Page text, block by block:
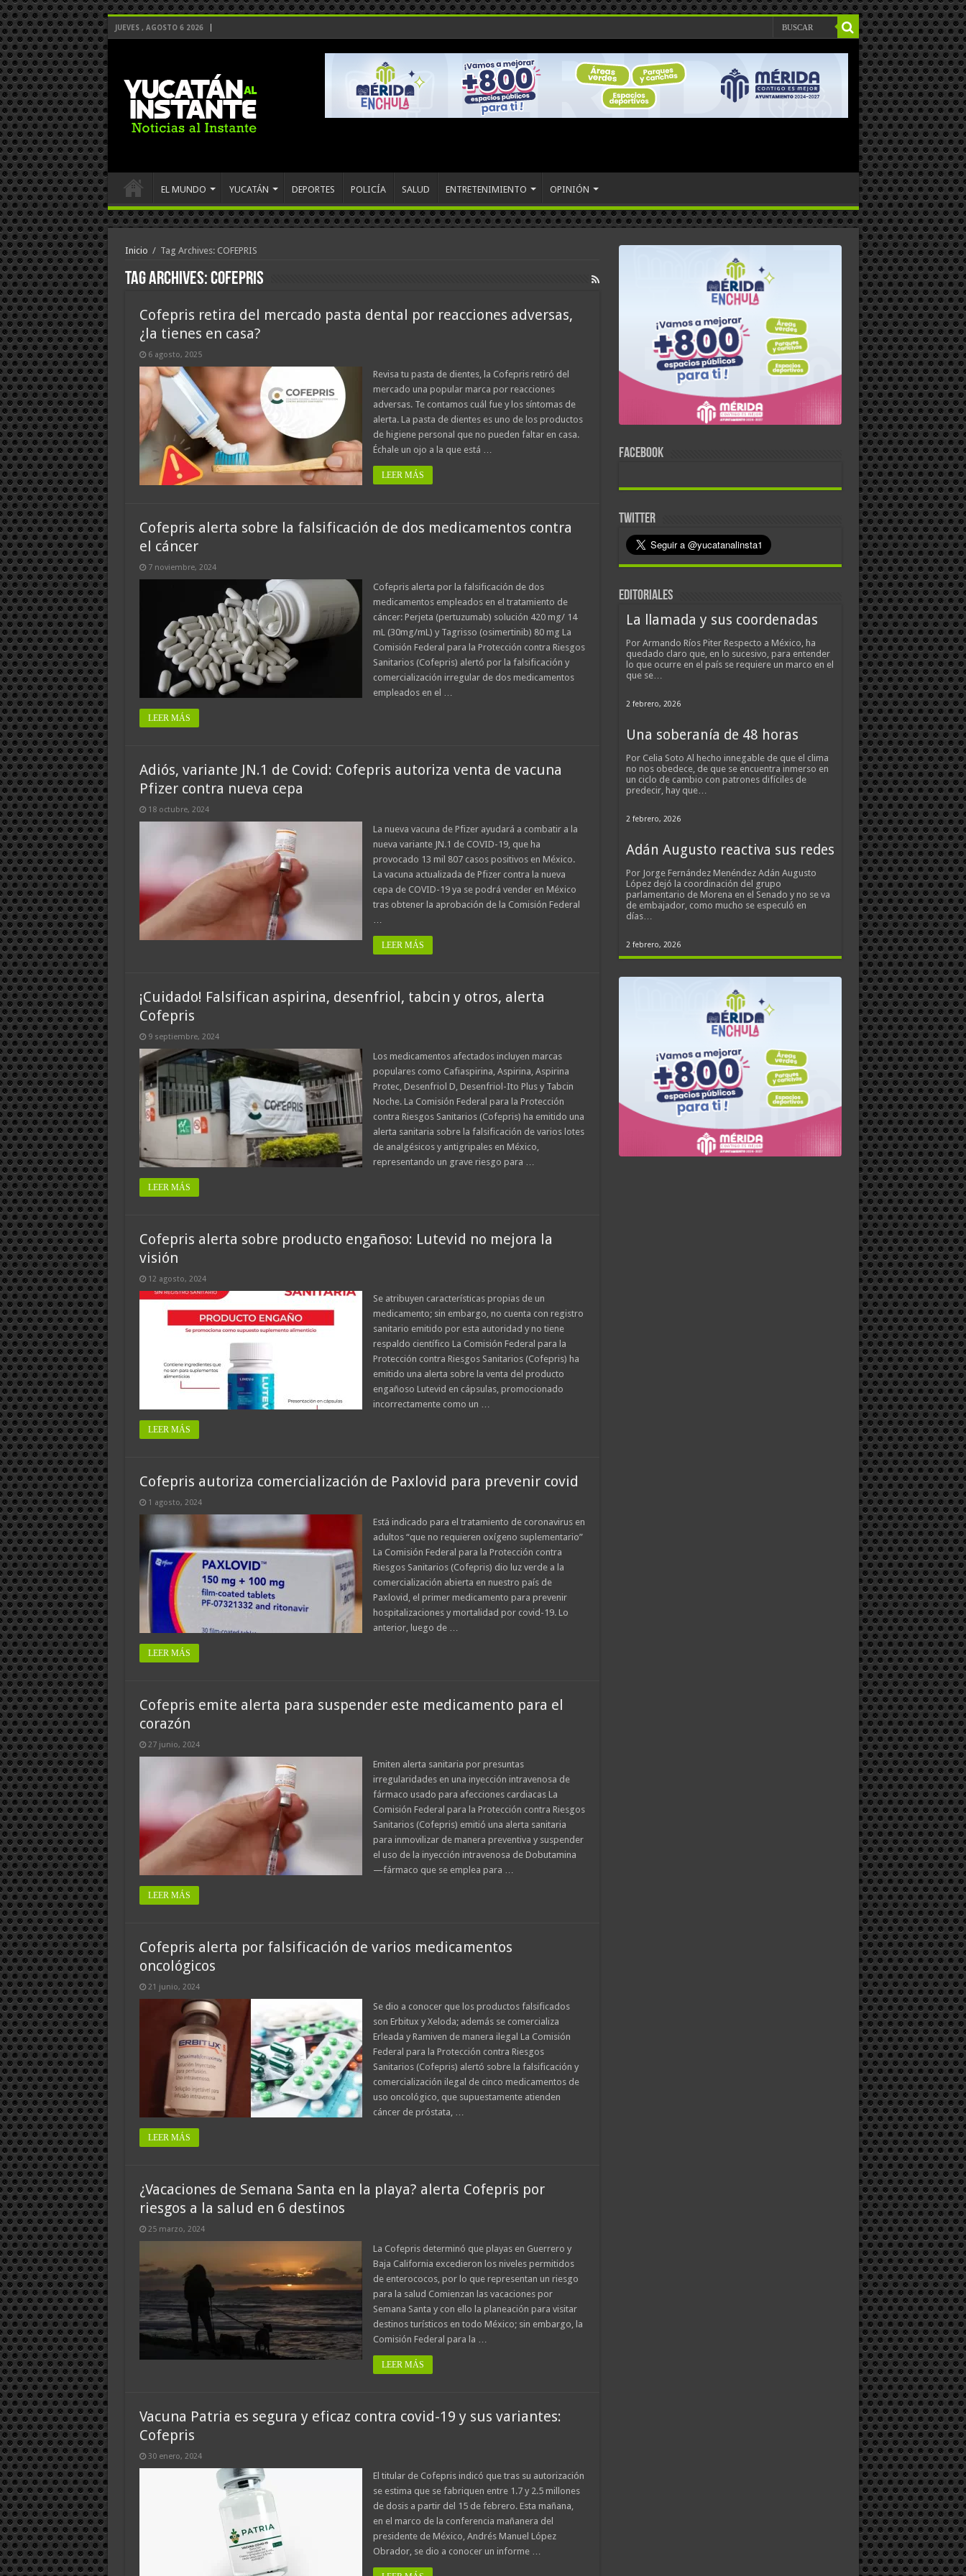
JUEVES , AGOSTO 6 2026
EL MUNDO YUCATÁN DEPORTES POLICÍA SALUD ENTRETENIMIENTO OPINIÓN
Inicio / Tag Archives: COFEPRIS
Tag Archives:COFEPRIS
Cofepris retira del mercado pasta dental por reacciones adversas,
¿la tienes en casa?
6 agosto, 2025
Revisa tu pasta de dientes, la Cofepris retiró del
mercado una popular marca por reacciones
adversas. Te contamos cuál fue y los síntomas de
alerta. La pasta de dientes es uno de los productos
de higiene personal que no pueden faltar en casa.
Échale un ojo a la que está …
LEER MÁS
Cofepris alerta sobre la falsificación de dos medicamentos contra
el cáncer
7 noviembre, 2024
Cofepris alerta por la falsificación de dos
medicamentos empleados en el tratamiento de
cáncer: Perjeta (pertuzumab) solución 420 mg/ 14
mL (30mg/mL) y Tagrisso (osimertinib) 80 mg La
Comisión Federal para la Protección contra Riesgos
Sanitarios (Cofepris) alertó por la falsificación y
comercialización irregular de dos medicamentos
empleados en el …
LEER MÁS
Adiós, variante JN.1 de Covid: Cofepris autoriza venta de vacuna
Pfizer contra nueva cepa
18 octubre, 2024
La nueva vacuna de Pfizer ayudará a combatir a la
nueva variante JN.1 de COVID-19, que ha
provocado 13 mil 807 casos positivos en México.
La vacuna actualizada de Pfizer contra la nueva
cepa de COVID-19 ya se podrá vender en México
tras obtener la aprobación de la Comisión Federal
…
LEER MÁS
¡Cuidado! Falsifican aspirina, desenfriol, tabcin y otros, alerta
Cofepris
9 septiembre, 2024
Los medicamentos afectados incluyen marcas
populares como Cafiaspirina, Aspirina, Aspirina
Protec, Desenfriol D, Desenfriol-Ito Plus y Tabcin
Noche. La Comisión Federal para la Protección
contra Riesgos Sanitarios (Cofepris) ha emitido una
alerta sanitaria sobre la falsificación de varios lotes
de analgésicos y antigripales en México,
representando un grave riesgo para …
LEER MÁS
Cofepris alerta sobre producto engañoso: Lutevid no mejora la
visión
12 agosto, 2024
Se atribuyen características propias de un
medicamento; sin embargo, no cuenta con registro
sanitario emitido por esta autoridad y no tiene
respaldo científico La Comisión Federal para la
Protección contra Riesgos Sanitarios (Cofepris) ha
emitido una alerta sobre la venta del producto
engañoso Lutevid en cápsulas, promocionado
incorrectamente como un …
LEER MÁS
Cofepris autoriza comercialización de Paxlovid para prevenir covid
1 agosto, 2024
Está indicado para el tratamiento de coronavirus en
adultos “que no requieren oxígeno suplementario”
La Comisión Federal para la Protección contra
Riesgos Sanitarios (Cofepris) dio luz verde a la
comercialización abierta en nuestro país de
Paxlovid, el primer medicamento para prevenir
hospitalizaciones y mortalidad por covid-19. Lo
anterior, luego de …
LEER MÁS
Cofepris emite alerta para suspender este medicamento para el
corazón
27 junio, 2024
Emiten alerta sanitaria por presuntas
irregularidades en una inyección intravenosa de
fármaco usado para afecciones cardiacas La
Comisión Federal para la Protección contra Riesgos
Sanitarios (Cofepris) emitió una alerta sanitaria
para inmovilizar de manera preventiva y suspender
el uso de la inyección intravenosa de Dobutamina
—fármaco que se emplea para …
LEER MÁS
Cofepris alerta por falsificación de varios medicamentos
oncológicos
21 junio, 2024
Se dio a conocer que los productos falsificados
son Erbitux y Xeloda; además se comercializa
Erleada y Ramiven de manera ilegal La Comisión
Federal para la Protección contra Riesgos
Sanitarios (Cofepris) alertó sobre la falsificación y
comercialización ilegal de cinco medicamentos de
uso oncológico, que supuestamente atienden
cáncer de próstata, …
LEER MÁS
¿Vacaciones de Semana Santa en la playa? alerta Cofepris por
riesgos a la salud en 6 destinos
25 marzo, 2024
La Cofepris determinó que playas en Guerrero y
Baja California excedieron los niveles permitidos
de enterococos, por lo que representan un riesgo
para la salud Comienzan las vacaciones por
Semana Santa y con ello la planeación para visitar
destinos turísticos en todo México; sin embargo, la
Comisión Federal para la …
LEER MÁS
Vacuna Patria es segura y eficaz contra covid-19 y sus variantes:
Cofepris
30 enero, 2024
El titular de Cofepris indicó que tras su autorización
se estima que se fabriquen entre 1.7 y 2.5 millones
de dosis a partir del 15 de febrero. Esta mañana,
en el marco de la conferencia mañanera del
presidente de México, Andrés Manuel López
Obrador, se dio a conocer un informe …
FACEBOOK
TWITTER
EDITORIALES
La llamada y sus coordenadas
Por Armando Ríos Piter Respecto a México, ha
quedado claro que, en lo sucesivo, para entender
lo que ocurre en el país se requiere un marco en el
que se…
2 febrero, 2026
Una soberanía de 48 horas
Por Celia Soto Al hecho innegable de que el clima
no nos obedece, de que se encuentra inmerso en
un ciclo de cambio con patrones difíciles de
predecir, hay que…
2 febrero, 2026
Adán Augusto reactiva sus redes
Por Jorge Fernández Menéndez Adán Augusto
López dejó la coordinación del grupo
parlamentario de Morena en el Senado y no se va
de embajador, como mucho se especuló en
días…
2 febrero, 2026